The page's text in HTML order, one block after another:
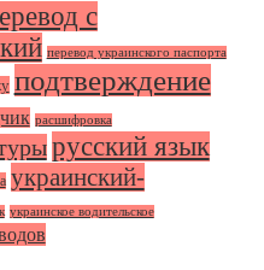
с
перевод украинского паспорта
подтверждение
расшифровка
русский язык
украинский-
украинское водительское